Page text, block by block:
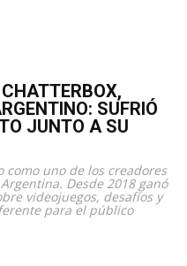
SUFRIÓ
JUNTO A SU
como uno de los creadores
Desde 2018 ganó
videojuegos, desafíos y
para el público